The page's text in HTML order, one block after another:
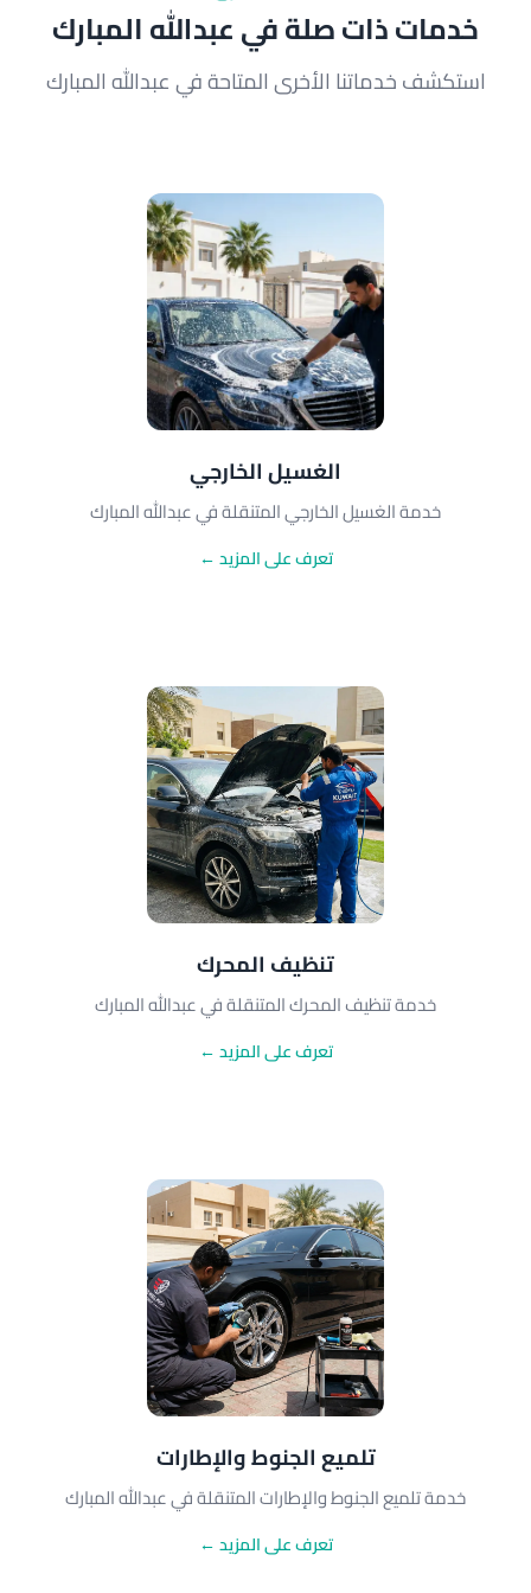
خدمات ذات صلة في عبدالله المبارك
استكشف خدماتنا الأخرى المتاحة في عبدالله المبارك
الغسيل الخارجي
خدمة الغسيل الخارجي المتنقلة في عبدالله المبارك
تعرف على المزيد ←
تنظيف المحرك
خدمة تنظيف المحرك المتنقلة في عبدالله المبارك
تعرف على المزيد ←
تلميع الجنوط والإطارات
خدمة تلميع الجنوط والإطارات المتنقلة في عبدالله المبارك
تعرف على المزيد ←